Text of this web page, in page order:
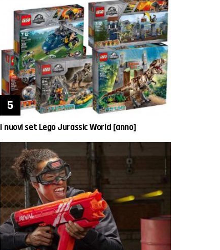
I nuovi set Lego Jurassic World [anno]